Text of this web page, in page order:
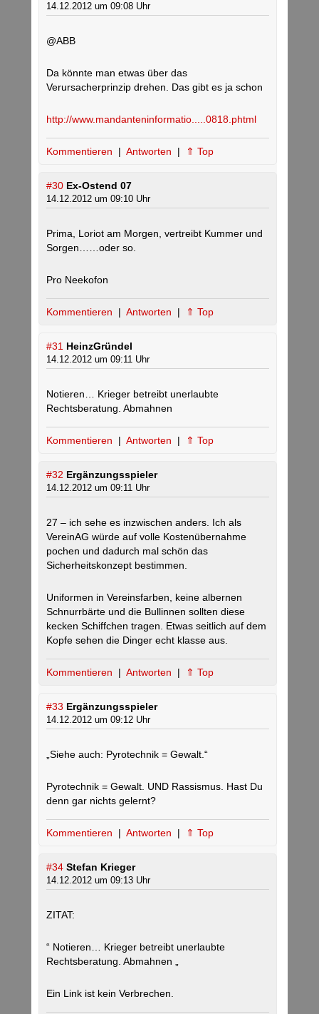
14.12.2012 um 09:08 Uhr
@ABB
Da könnte man etwas über das
Verursacherprinzip drehen. Das gibt es ja schon
http://www.mandanteninformatio.....0818.phtml
Kommentieren | Antworten | ⇑ Top
#30 Ex-Ostend 07
14.12.2012 um 09:10 Uhr
Prima, Loriot am Morgen, vertreibt Kummer und
Sorgen……oder so.
Pro Neekofon
Kommentieren | Antworten | ⇑ Top
#31 HeinzGründel
14.12.2012 um 09:11 Uhr
Notieren… Krieger betreibt unerlaubte
Rechtsberatung. Abmahnen
Kommentieren | Antworten | ⇑ Top
#32 Ergänzungsspieler
14.12.2012 um 09:11 Uhr
27 – ich sehe es inzwischen anders. Ich als
VereinAG würde auf volle Kostenübernahme
pochen und dadurch mal schön das
Sicherheitskonzept bestimmen.
Uniformen in Vereinsfarben, keine albernen
Schnurrbärte und die Bullinnen sollten diese
kecken Schiffchen tragen. Etwas seitlich auf dem
Kopfe sehen die Dinger echt klasse aus.
Kommentieren | Antworten | ⇑ Top
#33 Ergänzungsspieler
14.12.2012 um 09:12 Uhr
„Siehe auch: Pyrotechnik = Gewalt.“
Pyrotechnik = Gewalt. UND Rassismus. Hast Du
denn gar nichts gelernt?
Kommentieren | Antworten | ⇑ Top
#34 Stefan Krieger
14.12.2012 um 09:13 Uhr
ZITAT:
“ Notieren… Krieger betreibt unerlaubte
Rechtsberatung. Abmahnen „
Ein Link ist kein Verbrechen.